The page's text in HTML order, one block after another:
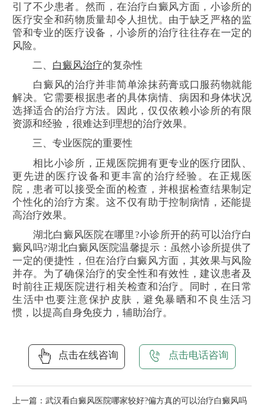
引了不少患者。然而，在治疗白癜风方面，小诊所的
医疗安全和药物质量却令人担忧。由于缺乏严格的监
管和专业的医疗设备，小诊所的治疗往往存在一定的
风险。
二、 白癜风治疗的复杂性
白癜风的治疗并非简单涂抹药膏或口服药物就能
解决。它需要根据患者的具体病情、病因和身体状况
选择适合的治疗方法。因此，仅仅依赖小诊所的有限
资源和经验，很难达到理想的治疗效果。
三、专业医院的重要性
相比小诊所，正规医院拥有更专业的医疗团队、
更先进的医疗设备和更丰富的治疗经验。在正规医
院，患者可以接受全面的检查，并根据检查结果制定
个性化的治疗方案。这不仅有助于控制病情，还能提
高治疗效果。
湖北白癜风医院在哪里?小诊所开的药可以治疗白
癜风吗?湖北白癜风医院温馨提示：虽然小诊所提供了
一定的便捷性，但在治疗白癜风方面，其效果与风险
并存。为了确保治疗的安全性和有效性，建议患者及
时前往正规医院进行相关检查和治疗。同时，在日常
生活中也要注意保护皮肤，避免暴晒和不良生活习
惯，以提高自身免疫力，辅助治疗。
点击在线咨询 点击电话咨询
上一篇： 武汉看白癜风医院哪家较好?偏方真的可以治疗白癜风吗